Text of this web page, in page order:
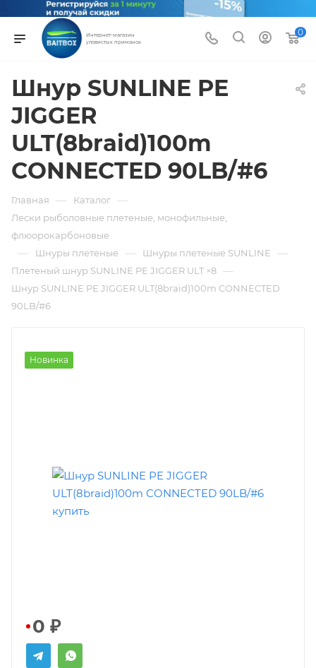
Интернет-магазин
уловистых приманок
0
Шнур SUNLINE PE
JIGGER
ULT(8braid)100m
CONNECTED 90LB/#6
Главная — Каталог —
Лески рыболовные плетеные, монофильные,
флюорокарбоновые
— Шнуры плетеные — Шнуры плетеные SUNLINE —
Плетеный шнур SUNLINE PE JIGGER ULT ×8 —
Шнур SUNLINE PE JIGGER ULT(8braid)100m CONNECTED
90LB/#6
Новинка
0 ₽